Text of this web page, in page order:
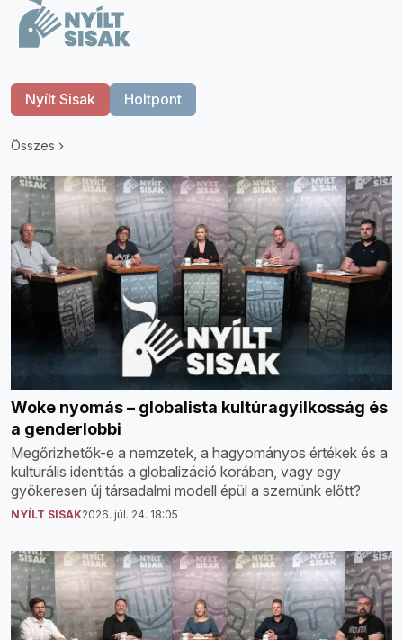
Nyílt Sisak Holtpont
Összes
Woke nyomás – globalista kultúragyilkosság és
a genderlobbi
Megőrizhetők-e a nemzetek, a hagyományos értékek és a
kulturális identitás a globalizáció korában, vagy egy
gyökeresen új társadalmi modell épül a szemünk előtt?
NYÍLT SISAK2026. júl. 24. 18:05